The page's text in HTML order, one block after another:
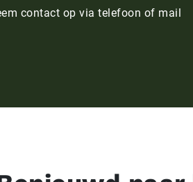
contact op via telefoon of mail